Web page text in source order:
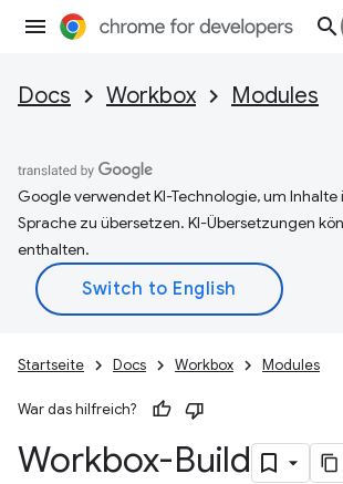
Docs Workbox Modules
Google verwendet KI-Technologie, um
Sprache zu übersetzen. KI-Übersetzungen
enthalten.
Startseite Docs Workbox Modules
War das hilfreich?
Workbox-Build